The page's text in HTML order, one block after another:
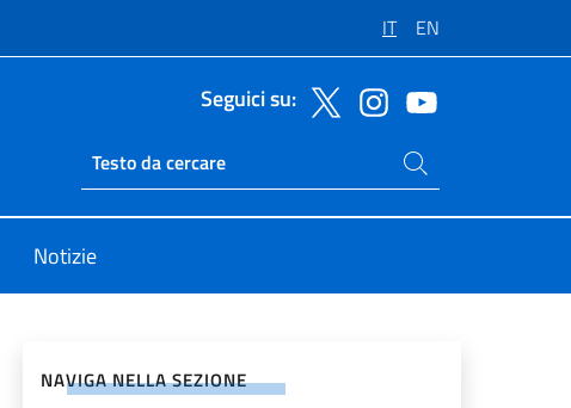
IT EN
Seguici su:
Ricerca sito live
Cerca nel sito
Notizie
NAVIGA NELLA SEZIONE